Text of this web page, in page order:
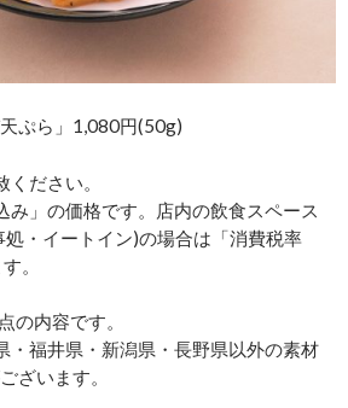
ぷら」1,080円(50g)
ださい。
み」の価格です。店内の飲食スペース
・イートイン)の場合は「消費税率
。
の内容です。
・福井県・新潟県・長野県以外の素材
ざいます。